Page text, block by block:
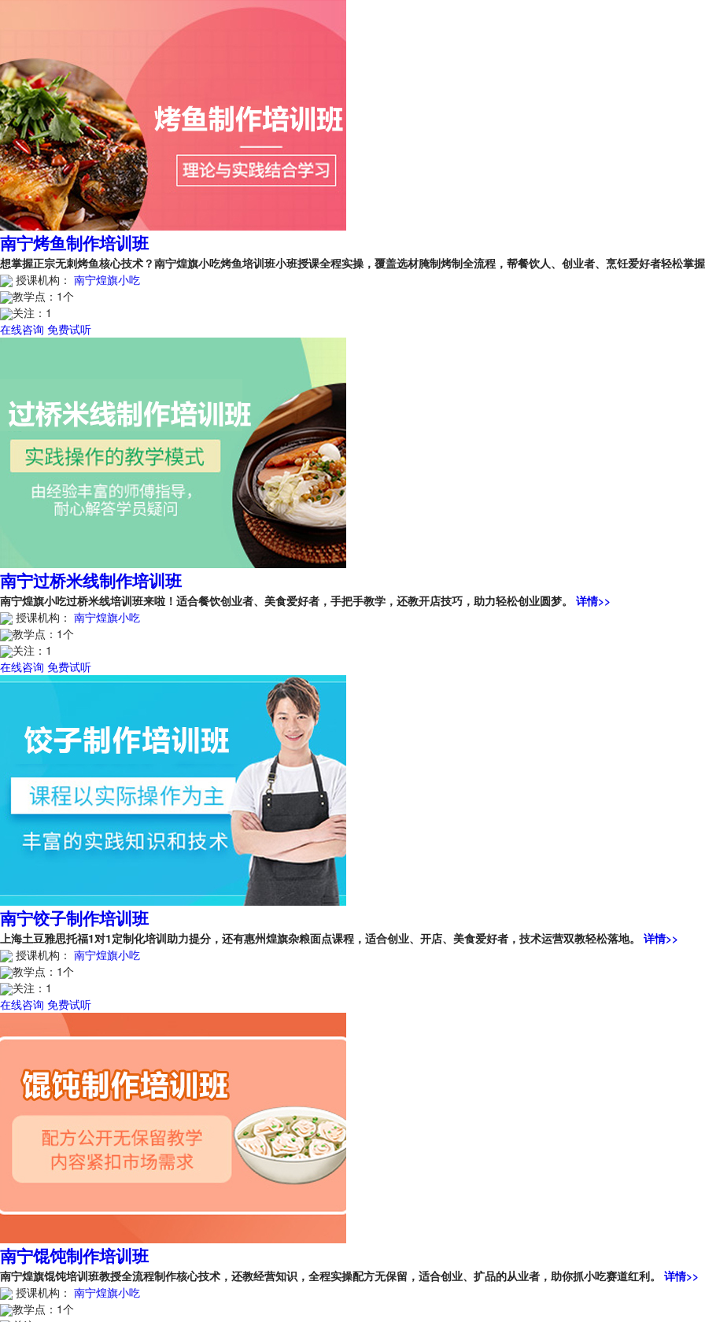
南宁烤鱼制作培训班
想掌握正宗无刺烤鱼核心技术？南宁煌旗小吃烤鱼培训班小班授课全程实操，覆盖选材腌制烤制全流程，帮餐饮人、创业者、烹饪爱好者轻松掌握
授课机构： 南宁煌旗小吃
教学点： 1个
关注： 1
在线咨询 免费试听
南宁过桥米线制作培训班
南宁煌旗小吃过桥米线培训班来啦！适合餐饮创业者、美食爱好者，手把手教学，还教开店技巧，助力轻松创业圆梦。 详情>>
授课机构： 南宁煌旗小吃
教学点： 1个
关注： 1
在线咨询 免费试听
南宁饺子制作培训班
上海土豆雅思托福1对1定制化培训助力提分，还有惠州煌旗杂粮面点课程，适合创业、开店、美食爱好者，技术运营双教轻松落地。 详情>>
授课机构： 南宁煌旗小吃
教学点： 1个
关注： 1
在线咨询 免费试听
南宁馄饨制作培训班
南宁煌旗馄饨培训班教授全流程制作核心技术，还教经营知识，全程实操配方无保留，适合创业、扩品的从业者，助你抓小吃赛道红利。 详情>>
授课机构： 南宁煌旗小吃
教学点： 1个